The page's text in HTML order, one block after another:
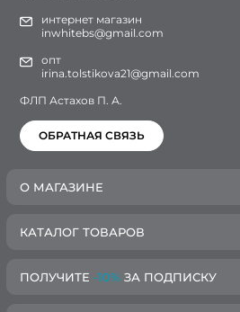
интернет магазин
inwhitebs@gmail.com
опт
irina.tolstikova21@gmail.com
ФЛП Астахов П. А.
ОБРАТНАЯ СВЯЗЬ
О МАГАЗИНЕ
КАТАЛОГ ТОВАРОВ
ПОЛУЧИТЕ -10% ЗА ПОДПИСКУ